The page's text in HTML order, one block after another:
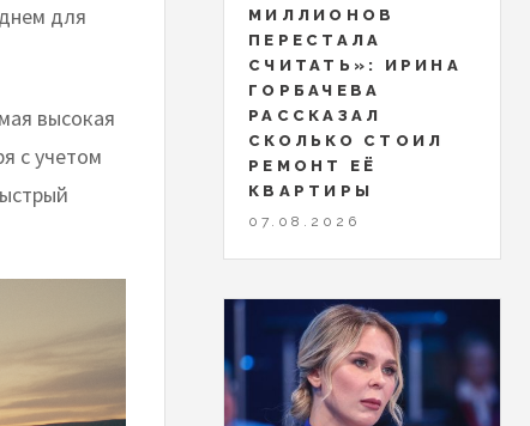
для
высокая
с учетом
МИЛЛИОНОВ
ПЕРЕСТАЛА
СЧИТАТЬ»: ИРИНА
ГОРБАЧЕВА
РАССКАЗАЛ
СКОЛЬКО СТОИЛ
РЕМОНТ ЕЁ
КВАРТИРЫ
07.08.2026